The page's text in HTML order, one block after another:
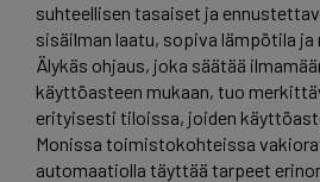
suhteellisen tasaiset ja
sisäilman laatu, sopiva lämpötila ja
Älykäs ohjaus, joka säätää
käyttöasteen mukaan, tuo
erityisesti tiloissa, joiden
Monissa toimistokohteissa
automaatiolla täyttää tarpeet